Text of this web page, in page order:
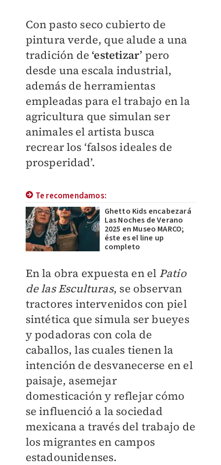
Con pasto seco cubierto de
pintura verde, que alude a una
tradición de‘estetizar’ pero
desde una escala industrial,
además de herramientas
empleadas para el trabajo en la
agricultura que simulan ser
animales el artista busca
recrear los ‘falsos ideales de
prosperidad’.
Te recomendamos:
Ghetto Kids encabezará
Las Noches de Verano
2025 en Museo MARCO;
éste es el line up
completo
En la obra expuesta en el Patio
de las Esculturas, se observan
tractores intervenidos con piel
sintética que simula ser bueyes
y podadoras con cola de
caballos, las cuales tienen la
intención de desvanecerse en el
paisaje, asemejar
domesticación y reflejar cómo
se influenció a la sociedad
mexicana a través del trabajo de
los migrantes en campos
estadounidenses.